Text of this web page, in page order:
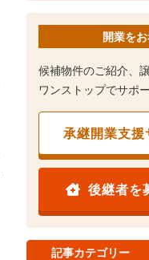
開業を
候補物件のご紹介、
ワンストップでサポ
承継開業支
後継者を
記事カテゴリー